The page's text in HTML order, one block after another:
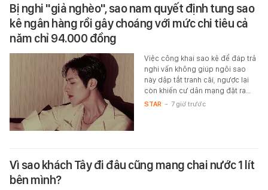
Bị nghi "giả nghèo", sao nam quyết định tung sao
kê ngân hàng rồi gây choáng với mức chi tiêu cả
năm chỉ 94.000 đồng
Việc công khai sao kê để đáp trả
nghi vấn không giúp ngôi sao
này dập tắt tranh cãi, ngược lại
còn khiến cư dân mạng đặt ra…
STAR - 7 giờ trước
Vì sao khách Tây đi đâu cũng mang chai nước 1 lít
bên mình?